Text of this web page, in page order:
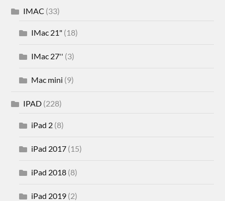
IMAC (33)
IMac 21" (18)
IMac 27'' (3)
Mac mini (9)
IPAD (228)
iPad 2 (8)
iPad 2017 (15)
iPad 2018 (8)
iPad 2019 (2)